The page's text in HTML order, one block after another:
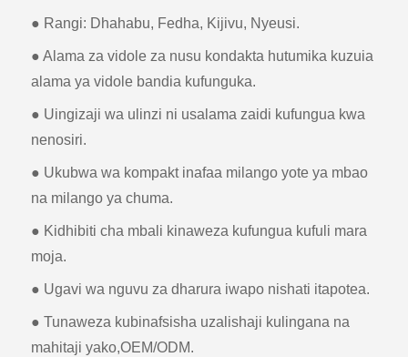
● Rangi: Dhahabu, Fedha, Kijivu, Nyeusi.
● Alama za vidole za nusu kondakta hutumika kuzuia
alama ya vidole bandia kufunguka.
● Uingizaji wa ulinzi ni usalama zaidi kufungua kwa
nenosiri.
● Ukubwa wa kompakt inafaa milango yote ya mbao
na milango ya chuma.
● Kidhibiti cha mbali kinaweza kufungua kufuli mara
moja.
● Ugavi wa nguvu za dharura iwapo nishati itapotea.
● Tunaweza kubinafsisha uzalishaji kulingana na
mahitaji yako,OEM/ODM.